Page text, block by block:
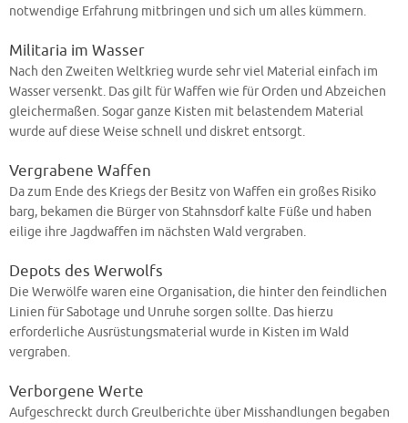
notwendige Erfahrung mitbringen und sich um alles kümmern.
Militaria im Wasser
Nach den Zweiten Weltkrieg wurde sehr viel Material einfach im
Wasser versenkt. Das gilt für Waffen wie für Orden und Abzeichen
gleichermaßen. Sogar ganze Kisten mit belastendem Material
wurde auf diese Weise schnell und diskret entsorgt.
Vergrabene Waffen
Da zum Ende des Kriegs der Besitz von Waffen ein großes Risiko
barg, bekamen die Bürger von Stahnsdorf kalte Füße und haben
eilige ihre Jagdwaffen im nächsten Wald vergraben.
Depots des Werwolfs
Die Werwölfe waren eine Organisation, die hinter den feindlichen
Linien für Sabotage und Unruhe sorgen sollte. Das hierzu
erforderliche Ausrüstungsmaterial wurde in Kisten im Wald
vergraben.
Verborgene Werte
Aufgeschreckt durch Greulberichte über Misshandlungen begaben